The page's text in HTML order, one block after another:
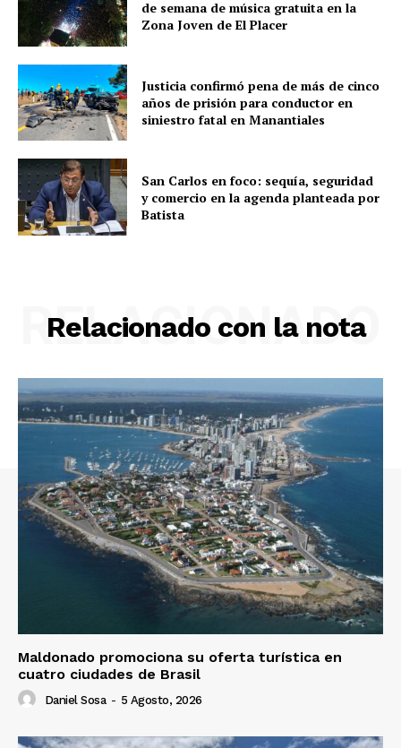
de semana de música gratuita en la
Zona Joven de El Placer
Justicia confirmó pena de más de cinco
años de prisión para conductor en
siniestro fatal en Manantiales
San Carlos en foco: sequía, seguridad
y comercio en la agenda planteada por
Batista
Relacionado con la nota
RELACIONADO
Maldonado promociona su oferta turística en
cuatro ciudades de Brasil
Daniel Sosa - 5 Agosto, 2026